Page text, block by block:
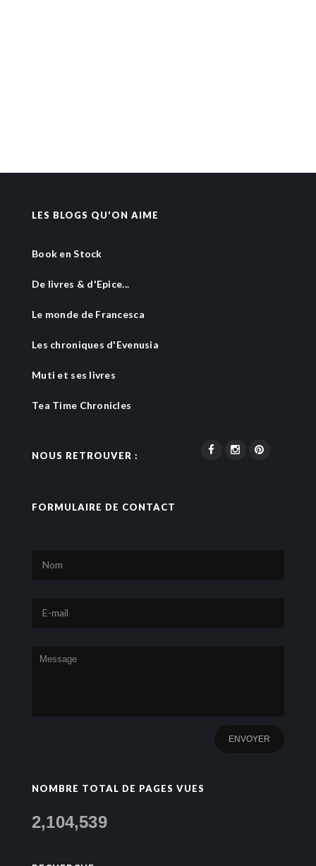
LES BLOGS QU'ON AIME
Book en Stock
De livres & d'Epice...
Le monde de Francesca
Les chroniques d'Evenusia
Muti et ses livres
Tea Time Chronicles
NOUS RETROUVER :
FORMULAIRE DE CONTACT
NOMBRE TOTAL DE PAGES VUES
2,104,539